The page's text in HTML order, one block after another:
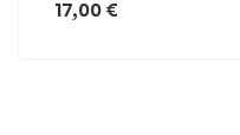
17,00 €